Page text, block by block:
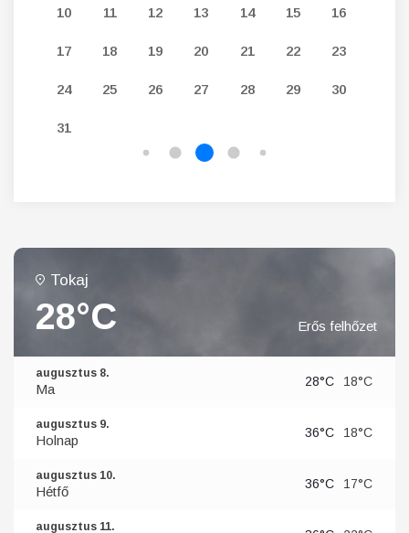
10 11 12 13 14 15 16
17 18 19 20 21 22 23
24 25 26 27 28 29 30
31
Tokaj
28°C Erős felhőzet
augusztus 8.
Ma 28°C 18°C
augusztus 9.
Holnap 36°C 18°C
augusztus 10.
Hétfő 36°C 17°C
augusztus 11.